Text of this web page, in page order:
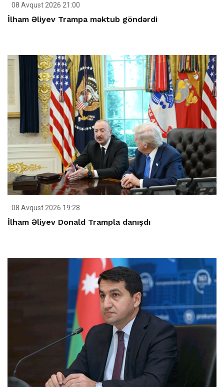
08 Avqust 2026 21:00
İlham Əliyev Trampa məktub göndərdi
08 Avqust 2026 19:28
İlham Əliyev Donald Trampla danışdı